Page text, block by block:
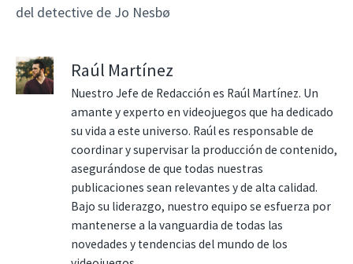
del detective de Jo Nesbø
Raúl Martínez
Nuestro Jefe de Redacción es Raúl Martínez. Un
amante y experto en videojuegos que ha dedicado
su vida a este universo. Raúl es responsable de
coordinar y supervisar la producción de contenido,
asegurándose de que todas nuestras
publicaciones sean relevantes y de alta calidad.
Bajo su liderazgo, nuestro equipo se esfuerza por
mantenerse a la vanguardia de todas las
novedades y tendencias del mundo de los